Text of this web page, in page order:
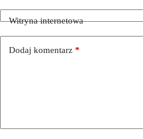
Witryna internetowa
Dodaj komentarz *